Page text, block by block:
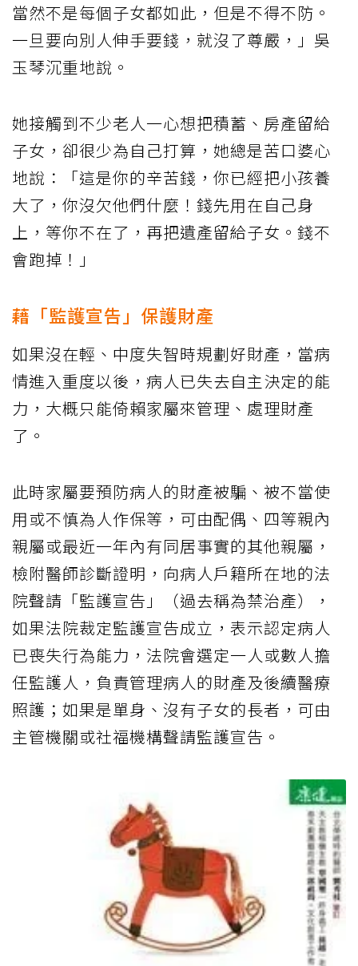
當然不是每個子女都如此，但是不得不防。
一旦要向別人伸手要錢，就沒了尊嚴，」吳
玉琴沉重地說。
她接觸到不少老人一心想把積蓄、房產留給
子女，卻很少為自己打算，她總是苦口婆心
地說：「這是你的辛苦錢，你已經把小孩養
大了，你沒欠他們什麼！錢先用在自己身
上，等你不在了，再把遺產留給子女。錢不
會跑掉！」
藉「監護宣告」保護財產
如果沒在輕、中度失智時規劃好財產，當病
情進入重度以後，病人已失去自主決定的能
力，大概只能倚賴家屬來管理、處理財產
了。
此時家屬要預防病人的財產被騙、被不當使
用或不慎為人作保等，可由配偶、四等親內
親屬或最近一年內有同居事實的其他親屬，
檢附醫師診斷證明，向病人戶籍所在地的法
院聲請「監護宣告」（過去稱為禁治產），
如果法院裁定監護宣告成立，表示認定病人
已喪失行為能力，法院會選定一人或數人擔
任監護人，負責管理病人的財產及後續醫療
照護；如果是單身、沒有子女的長者，可由
主管機關或社福機構聲請監護宣告。